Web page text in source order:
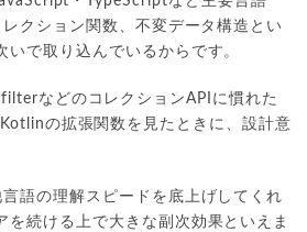
クション関数、不変データ構造とい
いで取り込んでいるからです。
などのコレクションAPIに慣れた
の拡張関数を見たときに、設計意
語の理解スピードを底上げしてくれ
を続ける上で大きな副次効果といえま